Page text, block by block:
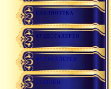
БИБЛИОТЕКА
АУДИОГАЛЕРЕЯ
ФОТОГАЛЕРЕЯ
ССЫЛКИ